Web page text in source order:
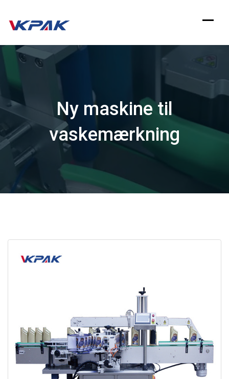
Spring
Ny maskine til
vaskemærkning